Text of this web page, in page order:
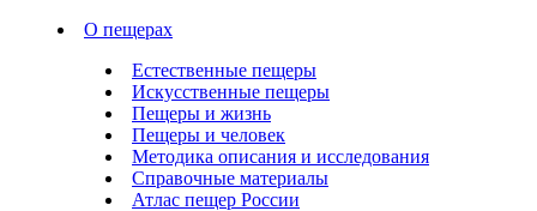
О пещерах
Естественные пещеры
Искусственные пещеры
Пещеры и жизнь
Пещеры и человек
Методика описания и исследования
Справочные материалы
Атлас пещер России